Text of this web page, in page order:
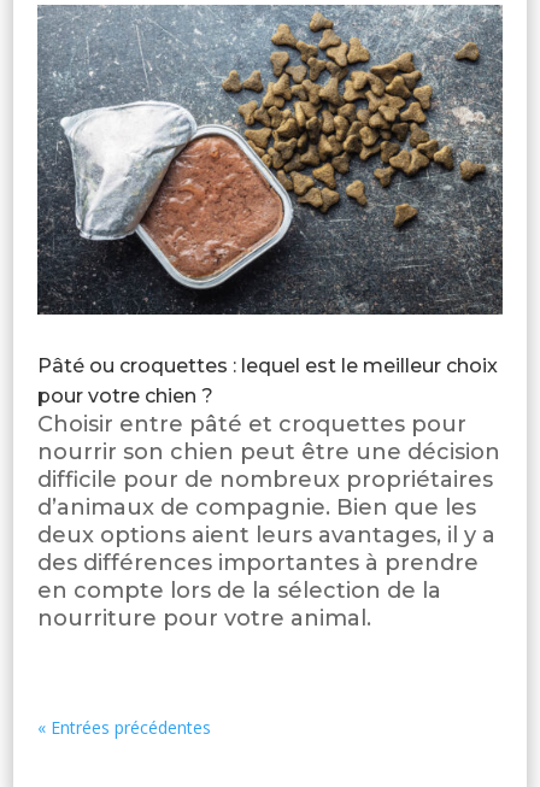
Pâté ou croquettes : lequel est le meilleur choix
pour votre chien ?
Choisir entre pâté et croquettes pour
nourrir son chien peut être une décision
difficile pour de nombreux propriétaires
d’animaux de compagnie. Bien que les
deux options aient leurs avantages, il y a
des différences importantes à prendre
en compte lors de la sélection de la
nourriture pour votre animal.
« Entrées précédentes